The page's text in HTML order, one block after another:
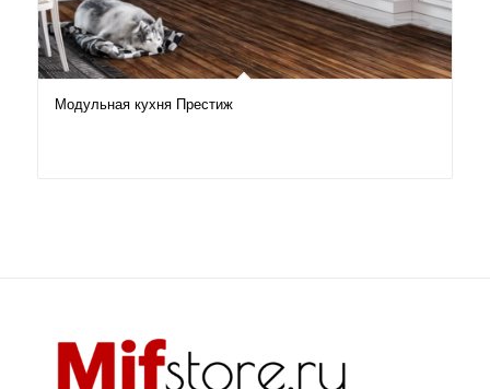
Модульная кухня Престиж